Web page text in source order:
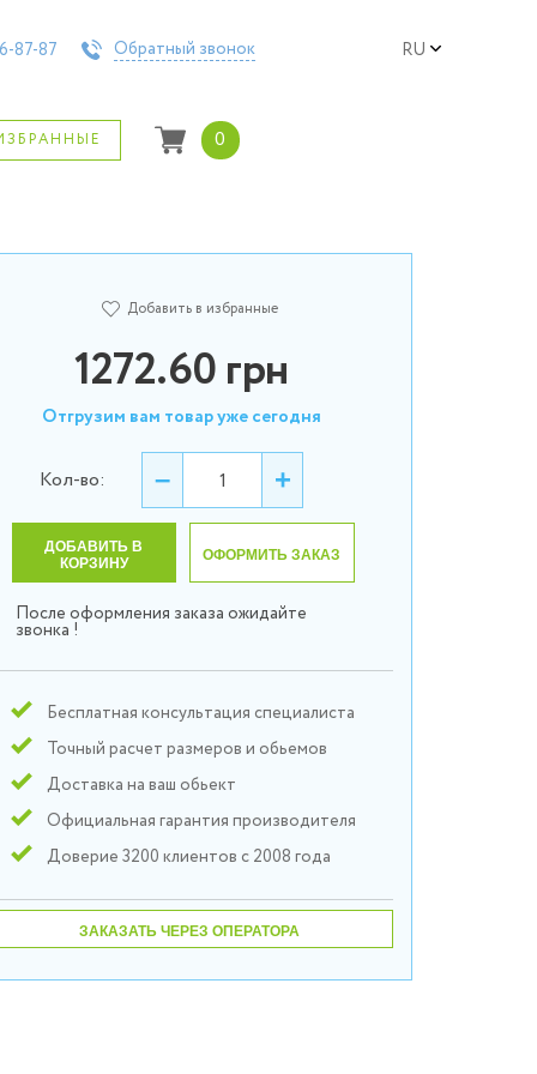
87-87 Обратный звонок RU
0
Добавить в избранные
1272.60грн
Отгрузим вам товар уже сегодня
Кол-во: – +
ДОБАВИТЬ В
КОРЗИНУ
ОФОРМИТЬ ЗАКАЗ
После оформления заказа ожидайте
звонка !
Бесплатная консультация специалиста
Точный расчет размеров и обьемов
Доставка на ваш обьект
Официальная гарантия производителя
Доверие 3200 клиентов с 2008 года
ЗАКАЗАТЬ ЧЕРЕЗ ОПЕРАТОРА